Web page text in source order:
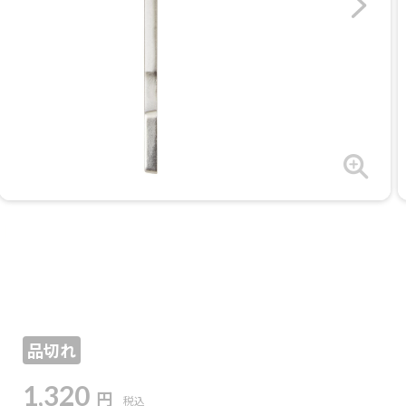
品切れ
1,320 円 税込